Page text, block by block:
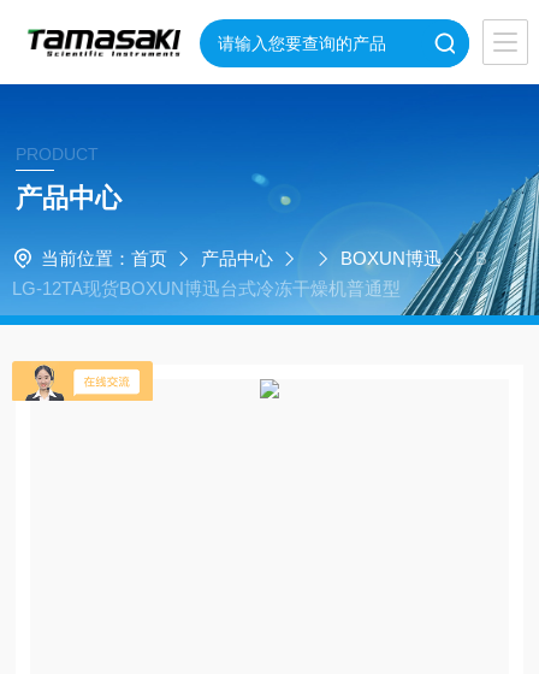
PRODUCT
产品中心
当前位置： 首页 产品中心 BOXUN博迅
B
LG-12TA现货BOXUN博迅台式冷冻干燥机普通型